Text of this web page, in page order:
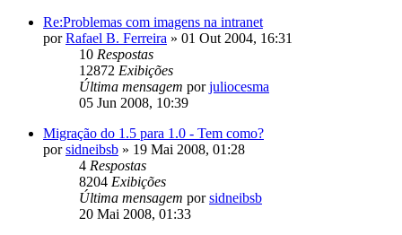
Re:Problemas com imagens na intranet
porRafael B. Ferreira » 01 Out 2004, 16:31
10 Respostas
12872 Exibições
Última mensagem porjuliocesma
05 Jun 2008, 10:39
Migração do 1.5 para 1.0 - Tem como?
porsidneibsb » 19 Mai 2008, 01:28
4 Respostas
8204 Exibições
Última mensagem porsidneibsb
20 Mai 2008, 01:33